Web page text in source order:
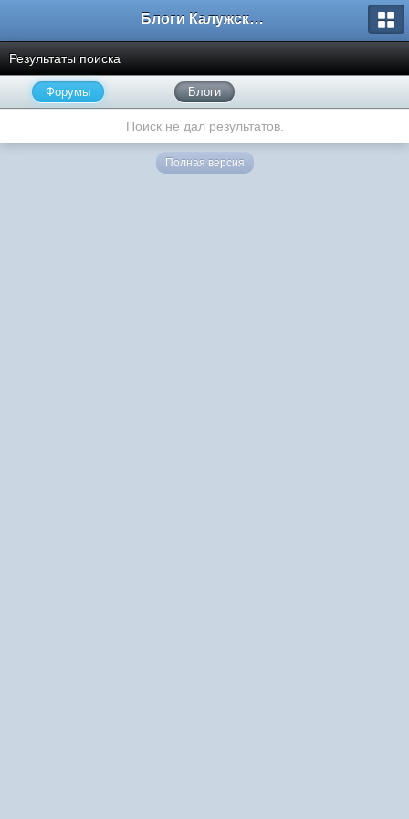
Блоги Калужского перекрестка
Результаты поиска
Форумы Блоги
Поиск не дал результатов.
Полная версия